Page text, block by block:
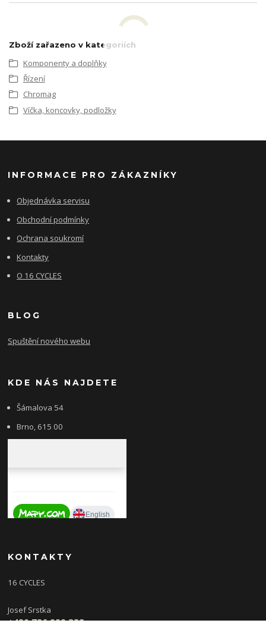
Zboží zařazeno v kategoriích
Komponenty a doplňky
Řízení
Chromag
Víčka, koncovky, podložky
INFORMACE PRO ZÁKAZNÍKY
Objednávka servisu
Obchodní podmínky
Ochrana soukromí
Kontakty
O 16 CYCLES
BLOG
Spuštění nového webu
KDE NÁS NAJDETE
Šámalova 54
Brno, 615 00
KONTAKTY
16 CYCLES
Josef Srstka
+420 736 222 338